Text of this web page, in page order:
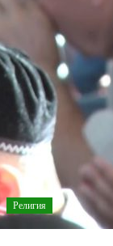
Религия